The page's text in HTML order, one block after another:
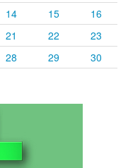
14 15
16
21 22
23
28 29
30